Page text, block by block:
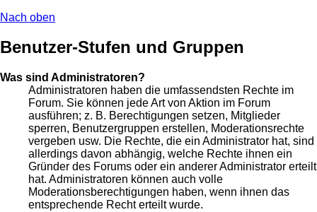
Nach oben
Benutzer-Stufen und Gruppen
Was sind Administratoren?
Administratoren haben die umfassendsten Rechte im
Forum. Sie können jede Art von Aktion im Forum
ausführen; z. B. Berechtigungen setzen, Mitglieder
sperren, Benutzergruppen erstellen, Moderationsrechte
vergeben usw. Die Rechte, die ein Administrator hat, sind
allerdings davon abhängig, welche Rechte ihnen ein
Gründer des Forums oder ein anderer Administrator erteilt
hat. Administratoren können auch volle
Moderationsberechtigungen haben, wenn ihnen das
entsprechende Recht erteilt wurde.